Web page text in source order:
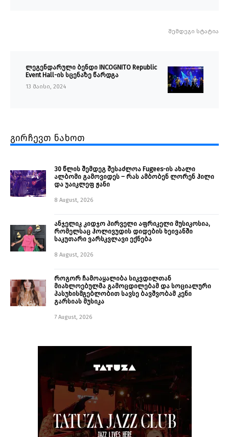
შემდეგი სტატია
ლეგენდარული ბენდი INCOGNITO Republic
Event Hall-ის სცენაზე წარდგა
13 მაისი, 2024
გირჩევთ ნახოთ
30 წლის შემდეგ შესაძლოა Fugees-ის ახალი
ალბომი გამოვიდეს – რას ამბობენ ლორენ ჰილი
და უაიკლეფ ჟანი
8 August, 2026
ანჯელიკ კიდჯო პირველი აფრიკელი მუსიკოსია,
რომელსაც ჰოლივუდის დიდების ხეივანში
საკუთარი ვარსკვლავი ექნება
8 August, 2026
როგორ ჩამოაყალიბა სიკვდილთან
მიახლოებულმა გამოცდილებამ და სოციალური
პასუხისმგებლობით სავსე ბავშვობამ კენი
გარსიას მუსიკა
7 August, 2026